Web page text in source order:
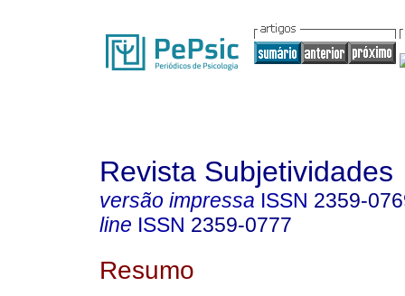
Revista Subjetividades
versão impressa ISSN 2359-
line ISSN 2359-0777
Resumo